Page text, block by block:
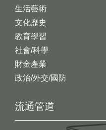
生活藝術
文化歷史
教育學習
社會/科學
財金產業
政治/外交/國防
流通管道